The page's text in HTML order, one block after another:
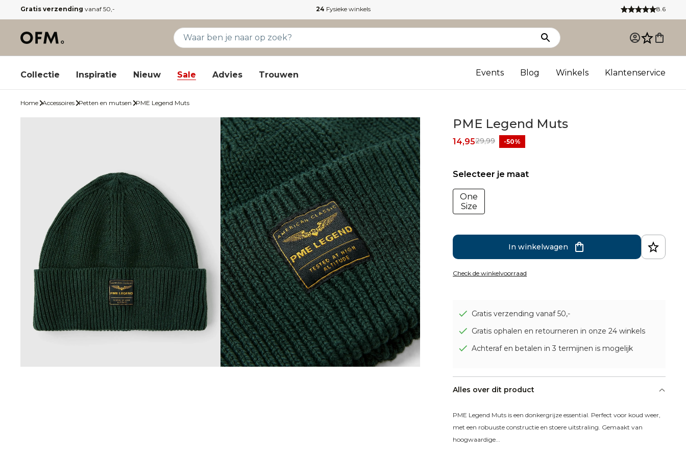
Gratis verzending vanaf 50,- 24 Fysieke winkels 8.6
Collectie Inspiratie Nieuw Sale Advies Trouwen Events Blog Winkels Klantenservice
Home Accessoires Petten en mutsen PME Legend Muts
PME Legend Muts
29,99
14,95 -50%
Selecteer je maat
One
Size
In winkelwagen
Check de winkelvoorraad
Gratis verzending vanaf 50,-
Gratis ophalen en retourneren in onze 24 winkels
Achteraf en betalen in 3 termijnen is mogelijk
Alles over dit product
PME Legend Muts is een donkergrijze essential. Perfect voor koud weer,
met een robuuste constructie en stoere uitstraling. Gemaakt van
hoogwaardige...